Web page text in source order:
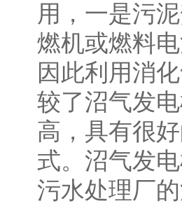
用，一是污
燃机或燃料
因此利用消
较了沼气发
高，具有很
式。沼气发
污水处理厂